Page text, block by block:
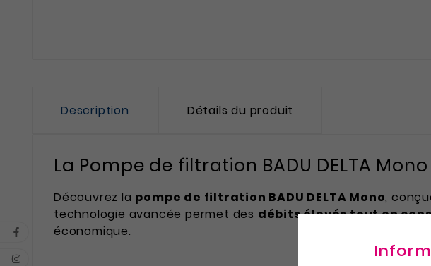
Description Détails du produit
La Pompe de filtration BADU DELTA Mono
Découvrez la pompe de filtration BADU DELTA Mono,
technologie avancée permet des débits élevés tout en
économique.